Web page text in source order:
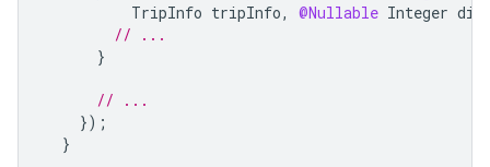
TripInfo tripInfo, @Nullable Integer
// ...
}
// ...
});
}